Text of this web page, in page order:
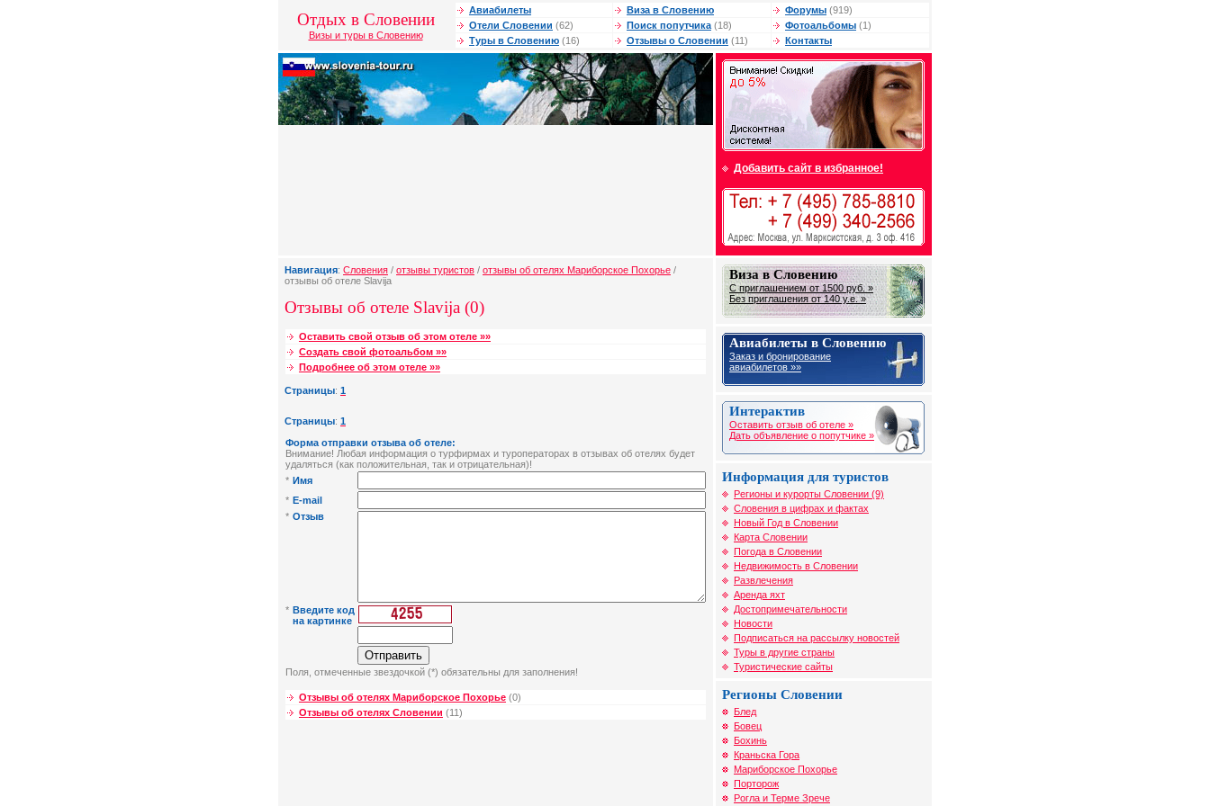
Отдых в Словении
Визы и туры в Словению
Авиабилеты Виза в Словению Форумы (919)
Отели Словении (62) Поиск попутчика (18) Фотоальбомы (1)
Туры в Словению (16) Отзывы о Словении (11) Контакты
Добавить сайт в избранное!
Навигация: Словения / отзывы туристов / отзывы об отелях Мариборское Похорье /
отзывы об отеле Slavija
Отзывы об отеле Slavija (0)
Оставить свой отзыв об этом отеле »»
Создать свой фотоальбом »»
Подробнее об этом отеле »»
Страницы: 1
Страницы: 1
Форма отправки отзыва об отеле:
Внимание! Любая информация о турфирмах и туроператорах в отзывах об отелях будет
удаляться (как положительная, так и отрицательная)!
* Имя
* E-mail
* Отзыв
* Введите код
на картинке
Поля, отмеченные звездочкой (*) обязательны для заполнения!
Отзывы об отелях Мариборское Похорье (0)
Отзывы об отелях Словении (11)
Виза в Словению
С приглашением от 1500 руб. »
Без приглашения от 140 у.е. »
Авиабилеты в Словению
Заказ и бронирование
авиабилетов »»
Интерактив
Оставить отзыв об отеле »
Дать объявление о попутчике »
Информация для туристов
Регионы и курорты Словении (9)
Словения в цифрах и фактах
Новый Год в Словении
Карта Словении
Погода в Словении
Недвижимость в Словении
Развлечения
Аренда яхт
Достопримечательности
Новости
Подписаться на рассылку новостей
Туры в другие страны
Туристические сайты
Регионы Словении
Блед
Бовец
Бохинь
Краньска Гора
Мариборское Похорье
Порторож
Рогла и Терме Зрече